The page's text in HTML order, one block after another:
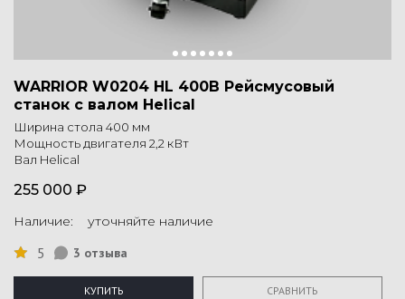
WARRIOR W0204 HL 400В Рейсмусовый
станок с валом Helical
Ширина стола 400 мм
Мощность двигателя 2,2 кВт
Вал Helical
255 000 ₽
Наличие: уточняйте наличие
5 3 отзыва
КУПИТЬ СРАВНИТЬ